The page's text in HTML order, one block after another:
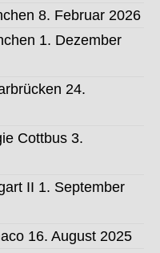
8. Februar 2026
1. Dezember
24.
Cottbus 3.
II 1. September
16. August 2025